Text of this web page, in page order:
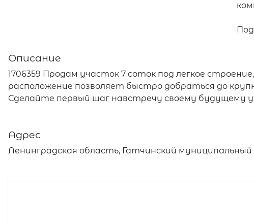
Описание
1706359 Продам участок 7 соток под легкое
расположение позволяет быстро добраться до
Сделайте первый шаг навстречу своему будущему
Адрес
Ленинградская область, Гатчинский муниципальный